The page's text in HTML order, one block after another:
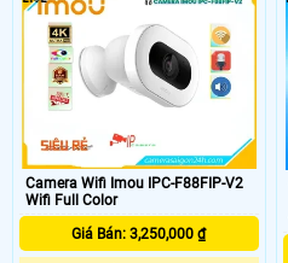
Camera Wifi Imou IPC-F88FIP-V2
Wifi Full Color
Giá Bán: 3,250,000 ₫